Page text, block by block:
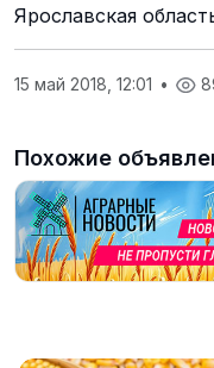
Ярославская
15 май 2018, 12:01 •
Похожие